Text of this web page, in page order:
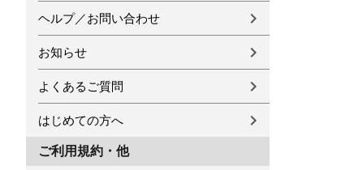
ヘルプ／お問い合わせ
お知らせ
よくあるご質問
はじめての方へ
ご利用規約・他